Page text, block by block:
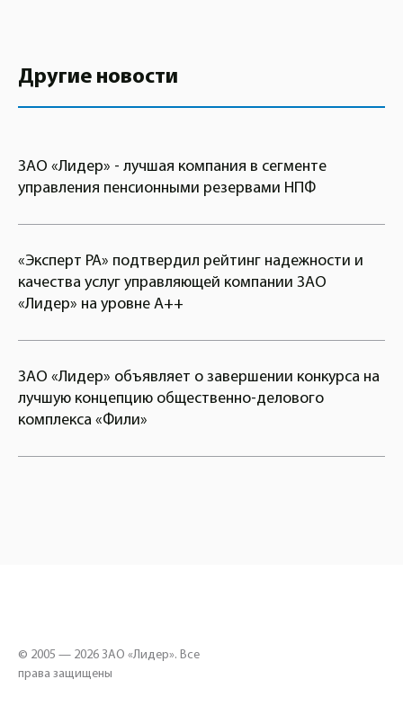
Другие новости
ЗАО «Лидер» - лучшая компания в сегменте
управления пенсионными резервами НПФ
«Эксперт РА» подтвердил рейтинг надежности и
качества услуг управляющей компании ЗАО
«Лидер» на уровне А++
ЗАО «Лидер» объявляет о завершении конкурса на
лучшую концепцию общественно-делового
комплекса «Фили»
© 2005 — 2026 ЗАО «Лидер». Все
права защищены